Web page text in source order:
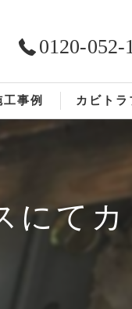
0120-052-
工事例 カビトラ
てカ